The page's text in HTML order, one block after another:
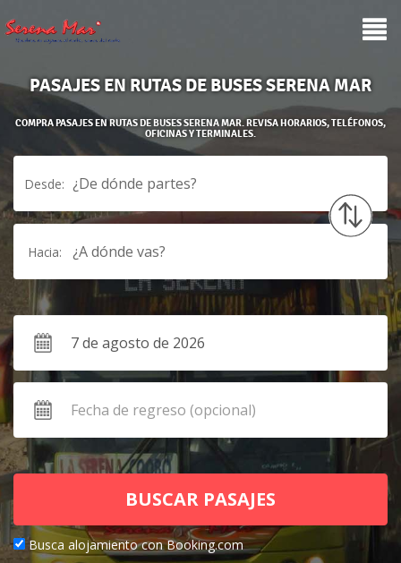
PASAJES EN RUTAS DE BUSES SERENA MAR
COMPRA PASAJES EN RUTAS DE BUSES SERENA MAR. REVISA HORARIOS, TELÉFONOS,
OFICINAS Y TERMINALES.
Desde: ¿De dónde partes?
Hacia: ¿A dónde vas?
BUSCAR PASAJES
Busca alojamiento con Booking.com